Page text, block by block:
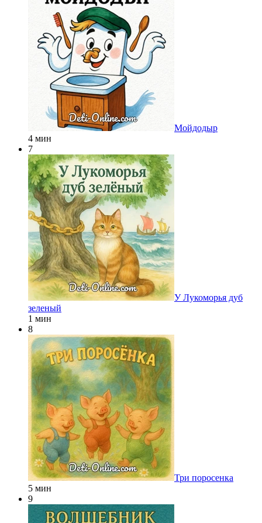
Мойдодыр
4 мин
7
У Лукоморья дуб
зеленый
1 мин
8
Три поросенка
5 мин
9